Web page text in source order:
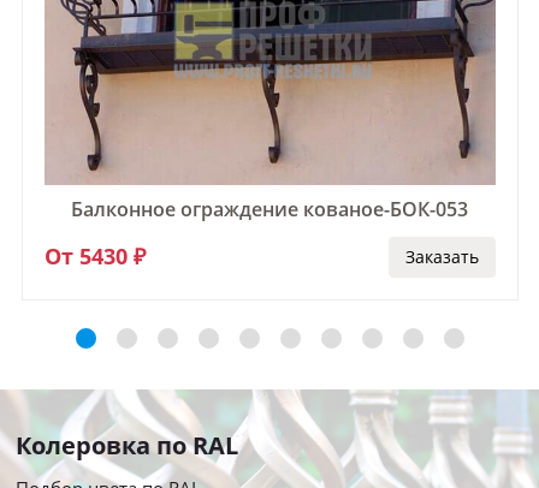
Балконное ограждение кованое-БОК-053
От 5430 ₽ Заказать
Колеровка по RAL